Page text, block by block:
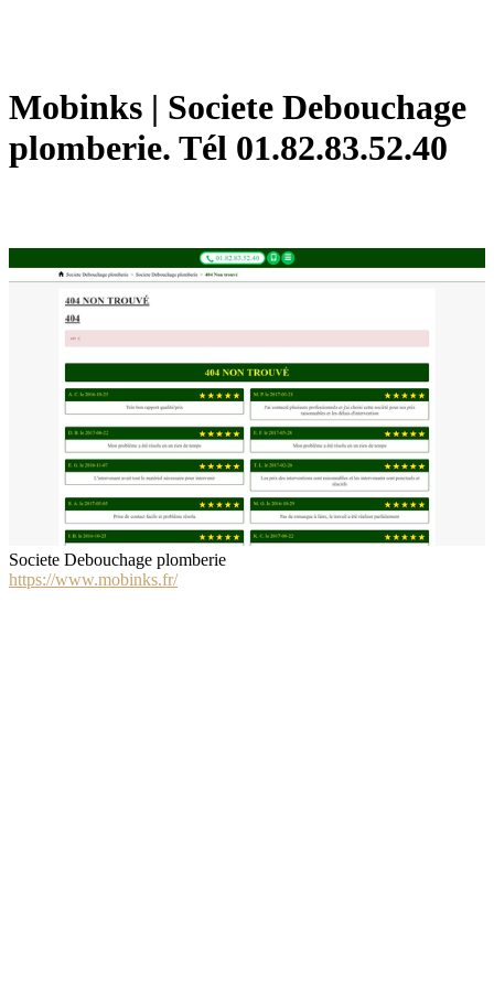
Mobinks | Societe Debouchage
plomberie. Tél 01.82.83.52.40
Societe Debouchage plomberie
https://www.mobinks.fr/